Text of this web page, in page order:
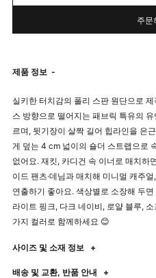
주문
제품 정보 -
실키한 터치감의 폴리 스판 원단으로
스 방향으로 떨어지는 패브릭 특유의
르며, 뒷기장이 살짝 길어 힙라인을 은
게 덮는 4 cm 넓이의 숄더 스트랩으로
없어요. 재킷, 카디건 속 이너로 매치하
이드 팬츠·데님과 매치해 미니멀 캐주
연출하기 좋아요. 색상별로 소장해 두
라이트 핑크, 다크 네이비, 로얄 블루,
가지 컬러로 함께하세요 😊
사이즈 및 소재 정보 +
배송 및 교환, 반품 안내 +